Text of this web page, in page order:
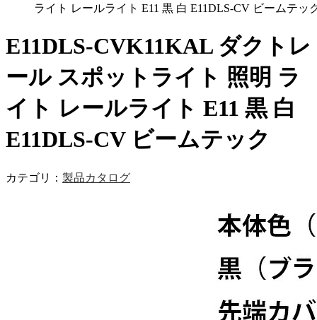
ライト レールライト E11 黒 白 E11DLS-CV ビームテッ
E11DLS-CVK11KAL ダクトレ
ール スポットライト 照明 ラ
イト レールライト E11 黒 白
E11DLS-CV ビームテック
カテゴリ： 製品カタログ